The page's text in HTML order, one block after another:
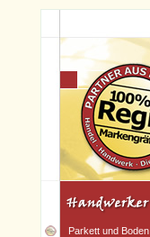
Parkett und Boden